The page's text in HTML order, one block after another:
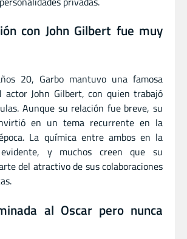
con John Gilbert fue muy
20, Garbo mantuvo una famosa
actor John Gilbert, con quien trabajó
Aunque su relación fue breve, su
en un tema recurrente en la
La química entre ambos en la
y muchos creen que su
del atractivo de sus colaboraciones
al Oscar pero nunca